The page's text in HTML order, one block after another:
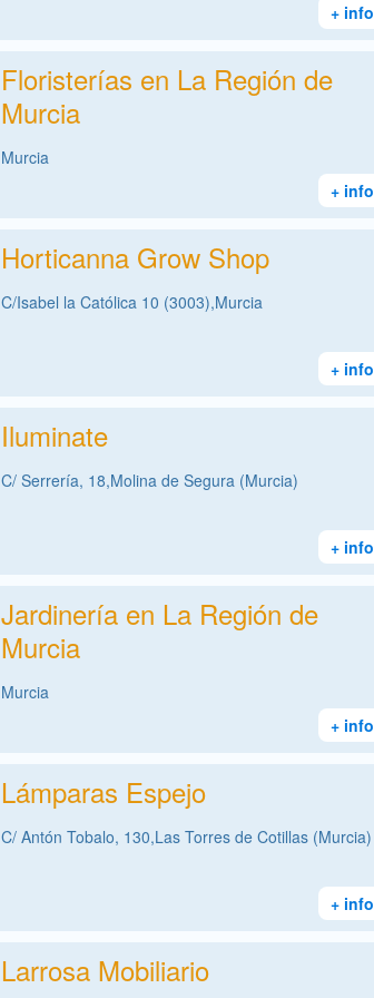
+ info
Floristerías en La Región de
Murcia
Murcia
+ info
Horticanna Grow Shop
C/Isabel la Católica 10 (3003),Murcia
+ info
Iluminate
C/ Serrería, 18,Molina de Segura (Murcia)
+ info
Jardinería en La Región de
Murcia
Murcia
+ info
Lámparas Espejo
C/ Antón Tobalo, 130,Las Torres de Cotillas (Murcia)
+ info
Larrosa Mobiliario